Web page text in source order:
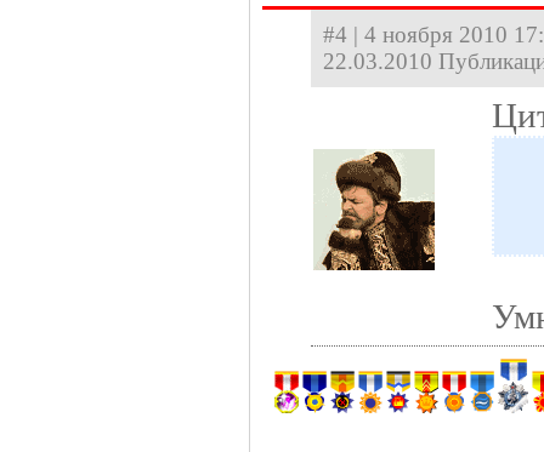
#4 | 4 ноября 2010
22.03.2010